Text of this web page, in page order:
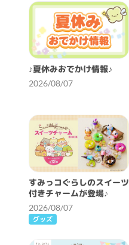
♪夏休みおでかけ情報♪
2026/08/07
すみっコぐらしのスイーツ
付きチャームが登場♪
2026/08/07
グッズ